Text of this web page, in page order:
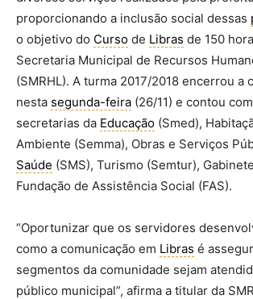
proporcionando a inclusão social dessas
o objetivo do Curso de Libras de 150
Secretaria Municipal de Recursos
(SMRHL). A turma 2017/2018 encerrou a
nesta segunda-feira (26/11) e contou
secretarias da Educação (Smed),
Ambiente (Semma), Obras e Serviços
Saúde (SMS), Turismo (Semtur),
Fundação de Assistência Social (FAS).
“Oportunizar que os servidores
como a comunicação em Libras é
segmentos da comunidade sejam
público municipal”, afirma a titular da